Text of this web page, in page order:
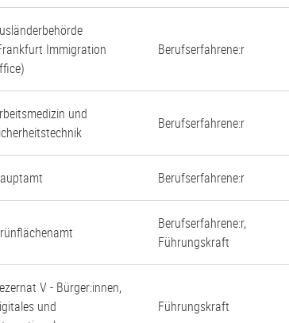
Immigration
Berufserfahrene:r
und
Berufserfahrene:r
Berufserfahrene:r
Berufserfahrene:r,
Führungskraft
V - Bürger:innen,
und
Führungskraft